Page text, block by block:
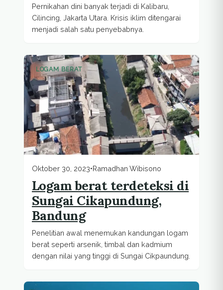
Pernikahan dini banyak terjadi di Kalibaru,
Cilincing, Jakarta Utara. Krisis iklim ditengarai
menjadi salah satu penyebabnya.
LOGAM BERAT
Oktober 30, 2023•Ramadhan Wibisono
Logam berat terdeteksi di
Sungai Cikapundung,
Bandung
Penelitian awal menemukan kandungan logam
berat seperti arsenik, timbal dan kadmium
dengan nilai yang tinggi di Sungai Cikpaundung.